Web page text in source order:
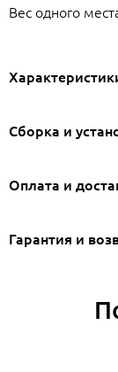
Вес одного
Сборка и
Оплата и
Гарантия и